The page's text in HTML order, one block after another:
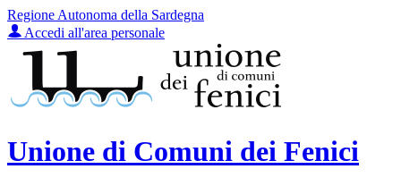
Regione Autonoma della Sardegna
Accedi all'area personale
Unione di Comuni dei Fenici